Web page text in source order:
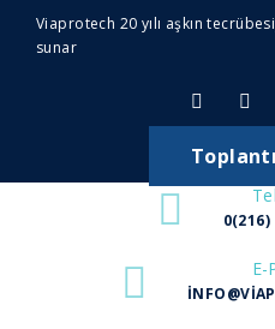
Viaprotech 20 yılı aşkın
sunar
0(216)
E-